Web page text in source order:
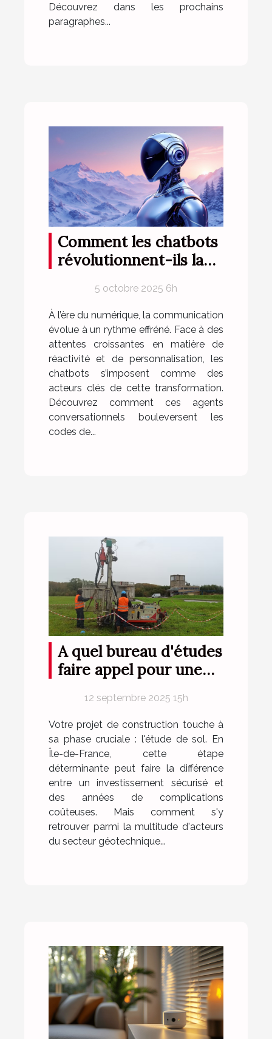
Découvrez dans les prochains
paragraphes...
Comment les chatbots
révolutionnent-ils la
numérique ?
5 octobre 2025 6h
À l’ère du numérique, la communication
évolue à un rythme effréné. Face à des
attentes croissantes en matière de
réactivité et de personnalisation, les
chatbots s’imposent comme des
acteurs clés de cette transformation.
Découvrez comment ces agents
conversationnels bouleversent les
codes de...
A quel bureau d'études
faire appel pour une
France ?
12 septembre 2025 15h
Votre projet de construction touche à
sa phase cruciale : l'étude de sol. En
Île-de-France, cette étape
déterminante peut faire la différence
entre un investissement sécurisé et
des années de complications
coûteuses. Mais comment s'y
retrouver parmi la multitude d'acteurs
du secteur géotechnique...